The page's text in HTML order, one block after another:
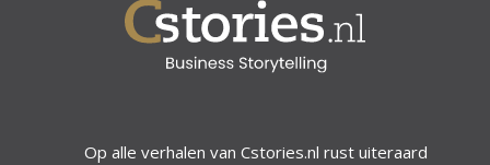
Op alle verhalen van Cstories.nl rust uiteraard